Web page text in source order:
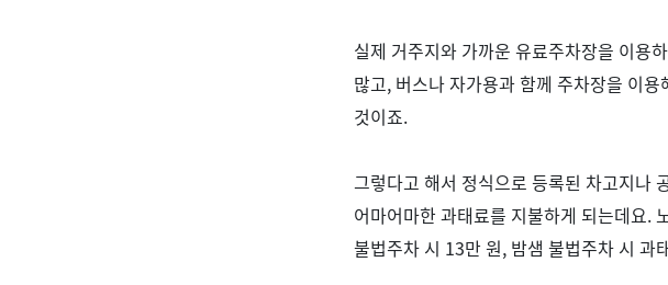
실제 거주지와 가까운 유료주차장을 이용
많고, 버스나 자가용과 함께 주차장을 이
것이죠.
그렇다고 해서 정식으로 등록된 차고지나
어마어마한 과태료를 지불하게 되는데요.
불법주차 시 13만 원, 밤샘 불법주차 시 과